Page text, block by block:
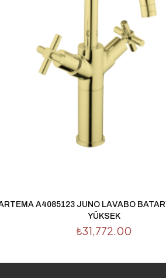
A4085123 JUNO LAVABO
YÜKSEK
₺31,772.00